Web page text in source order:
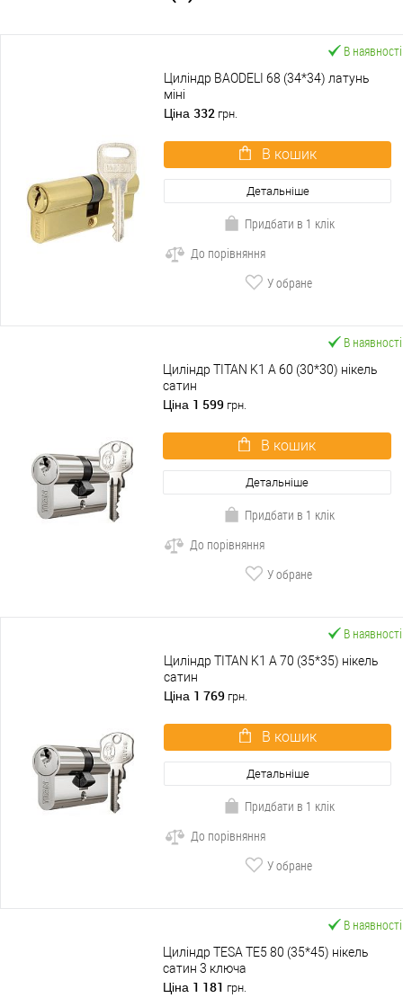
В наявності
Циліндр BAODELI 68 (34*34) латунь
міні
Ціна 332 грн.
В кошик
Детальніше
Придбати в 1 клік
До порівняння
У обране
В наявності
Циліндр TITAN K1 A 60 (30*30) нікель
сатин
Ціна 1 599 грн.
В кошик
Детальніше
Придбати в 1 клік
До порівняння
У обране
В наявності
Циліндр TITAN K1 A 70 (35*35) нікель
сатин
Ціна 1 769 грн.
В кошик
Детальніше
Придбати в 1 клік
До порівняння
У обране
В наявності
Циліндр TESA TE5 80 (35*45) нікель
сатин 3 ключа
Ціна 1 181 грн.